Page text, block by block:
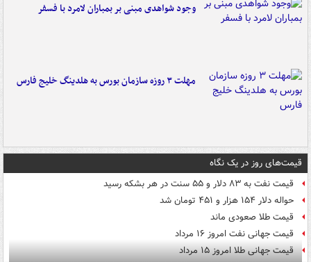
وجود شواهدی مبنی بر بمباران لامرد با فسفر
مهلت ۳ روزه سازمان بورس به هلدینگ خلیج فارس
قیمت‌های روز در یک نگاه
قیمت نفت به ۸۳ دلار و ۵۵ سنت در هر بشکه رسید
حواله دلار ۱۵۴ هزار و ۴۵۱ تومان شد
قیمت طلا صعودی ماند
قیمت جهانی نفت امروز ۱۶ مرداد
قیمت جهانی طلا امروز ۱۵ مرداد